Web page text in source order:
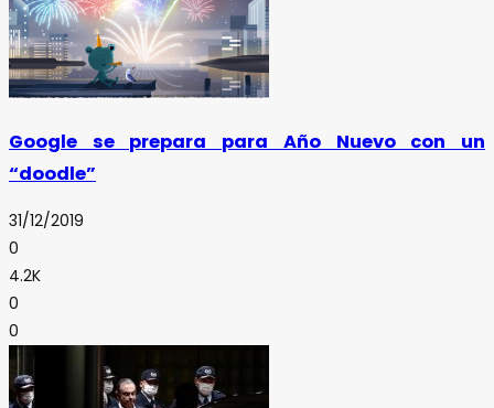
Google se prepara para Año Nuevo con un
“doodle”
31/12/2019
0
4.2K
0
0